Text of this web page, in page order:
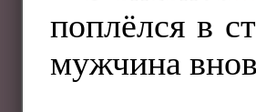
поплёлся в
мужчина